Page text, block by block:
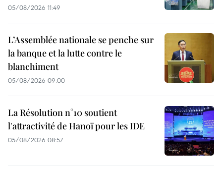
05/08/2026 11:49
L’Assemblée nationale se penche sur
la banque et la lutte contre le
blanchiment
05/08/2026 09:00
La Résolution n°10 soutient
l'attractivité de Hanoï pour les IDE
05/08/2026 08:57